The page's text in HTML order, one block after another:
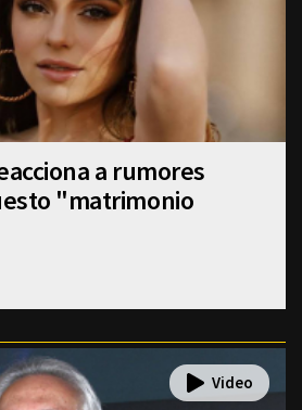
a rumores
"matrimonio